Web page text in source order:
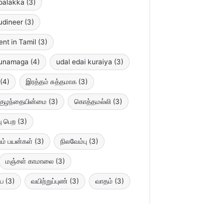
(3)
(3)
in Tamil (3)
(4) udal edai kuraiya (3)
(4) இரத்தம் சுத்தமாக (3)
(3) கொத்தமல்லி (3)
பெற (3)
பயன்கள் (3) நிலவேம்பு (3)
மஞ்சள் காமாலை (3)
(3) வயிற்றுப்புண் (3) வாதம் (3)